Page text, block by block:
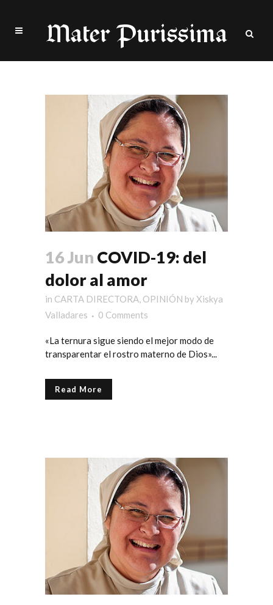
16 Jun COVID-19: del
dolor al amor
in CARTA DIRECTORA, OPINIÓN by Xiskya
Valladares
0 Comments
«La ternura sigue siendo el mejor modo de
transparentar el rostro materno de Dios»...
Read More